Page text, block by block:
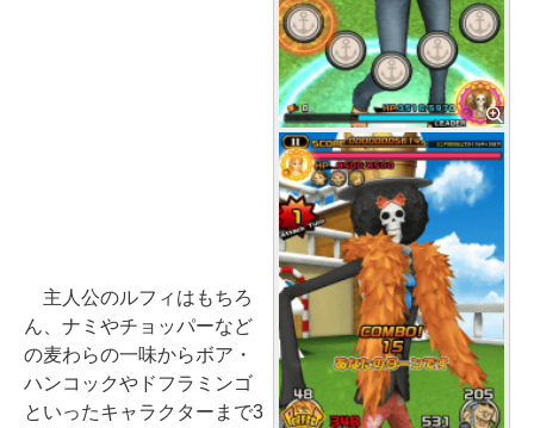
主人公のルフィはもちろ
ん、ナミやチョッパーなど
の麦わらの一味からボア・
ハンコックやドフラミンゴ
といったキャラクターまで3